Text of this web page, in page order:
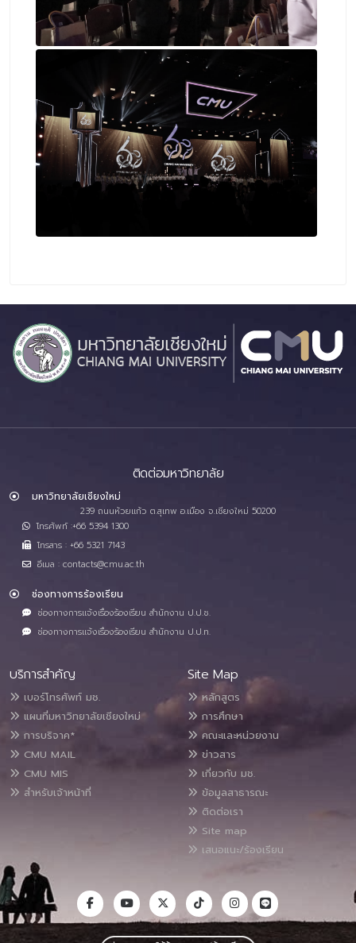
ติดต่อมหาวิทยาลัย
มหาวิทยาลัยเชียงใหม่
239 ถนนห้วยแก้ว ต.สุเทพ อ.เมือง จ.เชียงใหม่ 50200
โทรศัพท์ :+66 5394 1300
โทรสาร : +66 5321 7143
อีเมล : contacts@cmu.ac.th
ช่องทางการร้องเรียน
ช่องทางการแจ้งเรื่องร้องเรียน สำนักงาน ป.ป.ช.
ช่องทางการแจ้งเรื่องร้องเรียน สำนักงาน ป.ป.ท.
บริการสำคัญ
เบอร์โทรศัพท์ มช.
แผนที่มหาวิทยาลัยเชียงใหม่
การบริจาค*
CMU MAIL
CMU MIS
สำหรับเจ้าหน้าที่
Site Map
หลักสูตร
การศึกษา
คณะและหน่วยงาน
ข่าวสาร
เกี่ยวกับ มช.
ข้อมูลสาธารณะ
ติดต่อเรา
Site map
เสนอแนะ/ร้องเรียน